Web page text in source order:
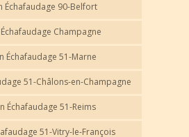
Échafaudage 90-Belfort
Champagne
Échafaudage 51-Marne
51-Châlons-en-Champagne
Échafaudage 51-Reims
51-Vitry-le-François